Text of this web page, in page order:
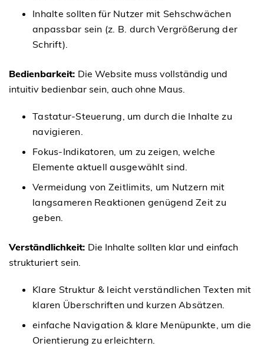
Inhalte sollten für Nutzer mit Sehschwächen
anpassbar sein (z. B. durch Vergrößerung der
Schrift).
Bedienbarkeit: Die Website muss vollständig und
intuitiv bedienbar sein, auch ohne Maus.
Tastatur-Steuerung, um durch die Inhalte zu
navigieren.
Fokus-Indikatoren, um zu zeigen, welche
Elemente aktuell ausgewählt sind.
Vermeidung von Zeitlimits, um Nutzern mit
langsameren Reaktionen genügend Zeit zu
geben.
Verständlichkeit: Die Inhalte sollten klar und einfach
strukturiert sein.
Klare Struktur & leicht verständlichen Texten mit
klaren Überschriften und kurzen Absätzen.
einfache Navigation & klare Menüpunkte, um die
Orientierung zu erleichtern.